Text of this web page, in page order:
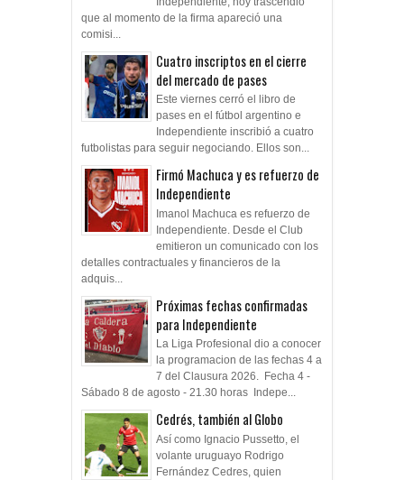
que al momento de la firma apareció una
comisi...
Cuatro inscriptos en el cierre
del mercado de pases
Este viernes cerró el libro de
pases en el fútbol argentino e
Independiente inscribió a cuatro
futbolistas para seguir negociando. Ellos son...
Firmó Machuca y es refuerzo de
Independiente
Imanol Machuca es refuerzo de
Independiente. Desde el Club
emitieron un comunicado con los
detalles contractuales y financieros de la
adquis...
Próximas fechas confirmadas
para Independiente
La Liga Profesional dio a conocer
la programacion de las fechas 4 a
7 del Clausura 2026. Fecha 4 -
Sábado 8 de agosto - 21.30 horas Indepe...
Cedrés, también al Globo
Así como Ignacio Pussetto, el
volante uruguayo Rodrigo
Fernández Cedres, quien